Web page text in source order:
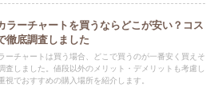
ラーチャートを買うならどこが安い？コス
徹底調査しました
ーチャートは買う場合、どこで買うのが一番安く買えそ
査しました。値段以外のメリット・デメリットも考慮し
視でおすすめの購入場所を紹介します。